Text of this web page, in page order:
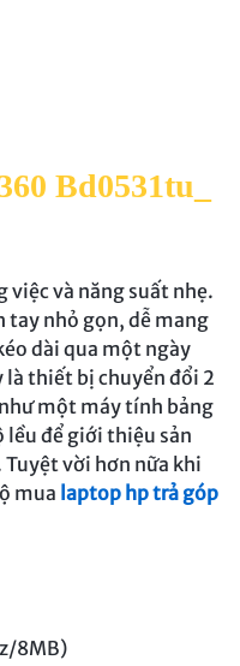
Bd0531tu_
việc và năng suất nhẹ.
tay nhỏ gọn, dễ mang
dài qua một ngày
là thiết bị chuyển đổi 2
một máy tính bảng
lều để giới thiệu sản
Tuyệt vời hơn nữa khi
mua laptop hp trả góp
8MB)